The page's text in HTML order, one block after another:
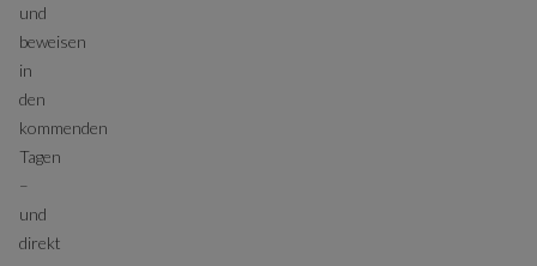
und
beweisen
in
den
kommenden
Tagen
–
und
direkt